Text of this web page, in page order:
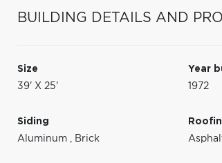
BUILDING DETAILS AND
Size
39' X 25'
Year
1972
Siding
Aluminum , Brick